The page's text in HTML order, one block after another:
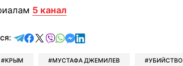
5 канал
отправить в Telegram
поделиться в Facebook
поделиться в X
отправить в Viber
отправить в Whatsapp
отправить в Messenger
отправить в LinkedIn
КРЫМ МУСТАФА ДЖЕМИЛЕВ УБИЙСТВО